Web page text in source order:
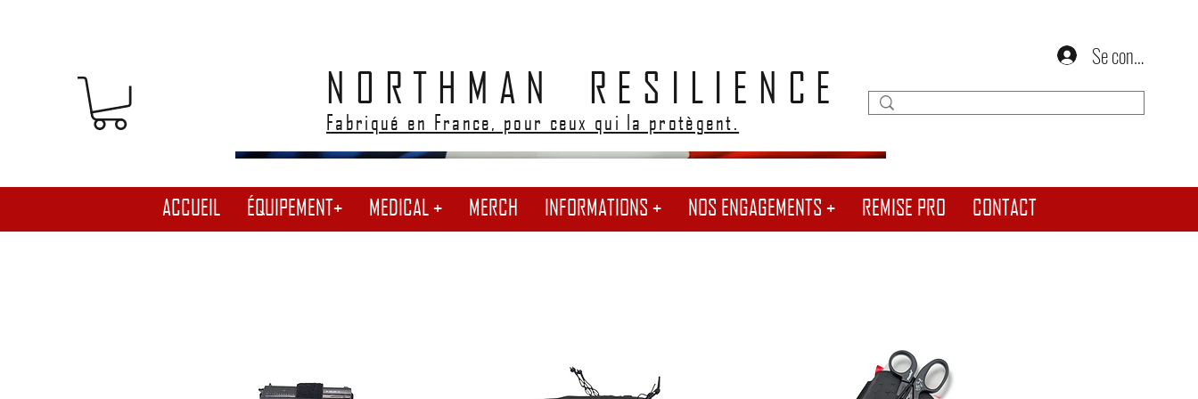
Se connecter
NORTHMAN RESILIENCE
Fabriqué en France, pour ceux qui la protègent.
ACCUEIL ÉQUIPEMENT+ MEDICAL + MERCH INFORMATIONS + NOS ENGAGEMENTS + REMISE PRO CONTACT